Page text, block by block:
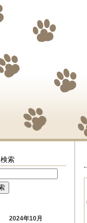
検索
2024年10月